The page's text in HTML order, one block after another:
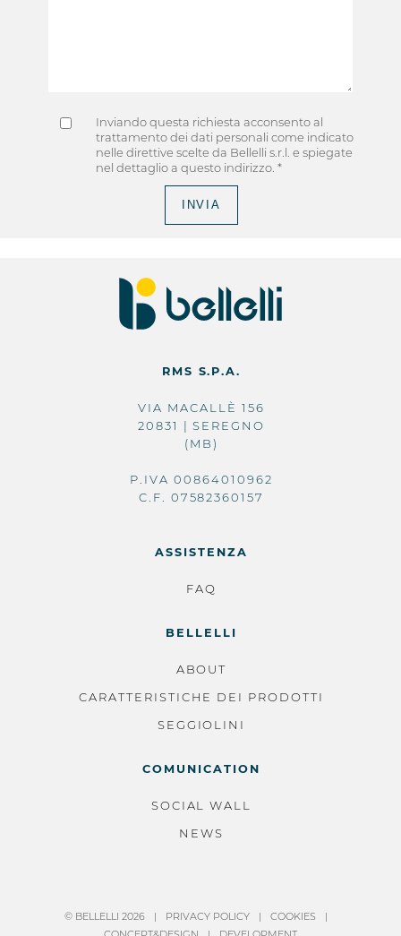
Inviando questa richiesta acconsento al
trattamento dei dati personali come indicato
nelle direttive scelte da Bellelli s.r.l. e spiegate
nel dettaglio aquesto indirizzo . *
RMS S.P.A.
VIA MACALLÈ 156
20831 | SEREGNO
(MB)
P.IVA 00864010962
C.F. 07582360157
ASSISTENZA
FAQ
BELLELLI
ABOUT
CARATTERISTICHE DEI PRODOTTI
SEGGIOLINI
COMUNICATION
SOCIAL WALL
NEWS
© BELLELLI 2026 PRIVACY POLICY
COOKIES